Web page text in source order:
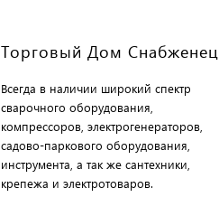
Торговый Дом Снабженец
Всегда в наличии широкий спектр
сварочного оборудования,
компрессоров, электрогенераторов,
садово-паркового оборудования,
инструмента, а так же сантехники,
крепежа и электротоваров.